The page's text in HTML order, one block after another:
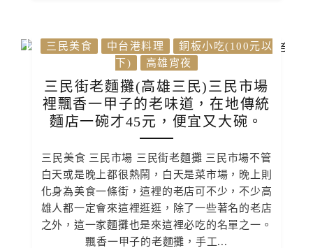
三民美食 中台港料理
銅板小吃(100元以
下)
高雄宵夜
三民街老麵攤(高雄三民)三民市場
裡飄香一甲子的老味道，在地傳統
麵店一碗才45元，便宜又大碗。
三民美食 三民市場 三民街老麵攤 三民市場不管
白天或是晚上都很熱鬧，白天是菜市場，晚上則
化身為美食一條街，這裡的老店可不少，不少高
雄人都一定會來這裡逛逛，除了一些著名的老店
之外，這一家麵攤也是來這裡必吃的名單之一。
飄香一甲子的老麵攤，手工...